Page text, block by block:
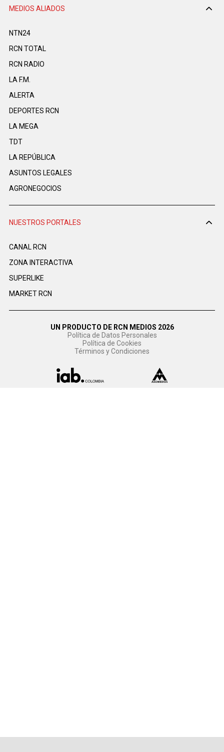
MEDIOS ALIADOS
NTN24
RCN TOTAL
RCN RADIO
LA F.M.
ALERTA
DEPORTES RCN
LA MEGA
TDT
LA REPÚBLICA
ASUNTOS LEGALES
AGRONEGOCIOS
NUESTROS PORTALES
CANAL RCN
ZONA INTERACTIVA
SUPERLIKE
MARKET RCN
UN PRODUCTO DE RCN MEDIOS 2026
Política de Datos Personales
Política de Cookies
Términos y Condiciones